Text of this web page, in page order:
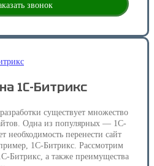
звонок
1С-Битрикс
существует множество
Одна из популярных — 1С-
необходимость перенести сайт
1С-Битрикс. Рассмотрим
Битрикс, а также преимущества